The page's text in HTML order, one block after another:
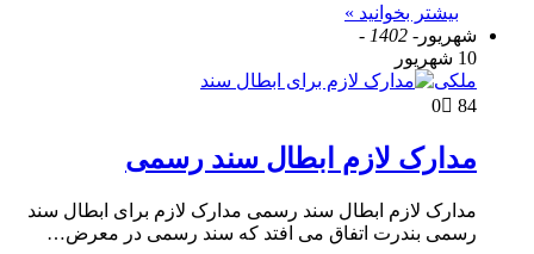
بیشتر بخوانید »
شهریور - 1402 -
10 شهریور
ملکی
0
84
مدارک لازم ابطال سند رسمی
مدارک لازم ابطال سند رسمی مدارک لازم برای ابطال سند
رسمی بندرت اتفاق می افتد که سند رسمی در معرض…